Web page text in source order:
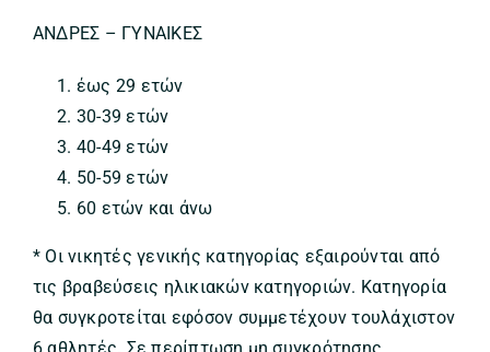
ΑΝΔΡΕΣ – ΓΥΝΑΙΚΕΣ
έως 29 ετών
30-39 ετών
40-49 ετών
50-59 ετών
60 ετών και άνω
* Οι νικητές γενικής κατηγορίας εξαιρούνται από
τις βραβεύσεις ηλικιακών κατηγοριών. Κατηγορία
θα συγκροτείται εφόσον συμμετέχουν τουλάχιστον